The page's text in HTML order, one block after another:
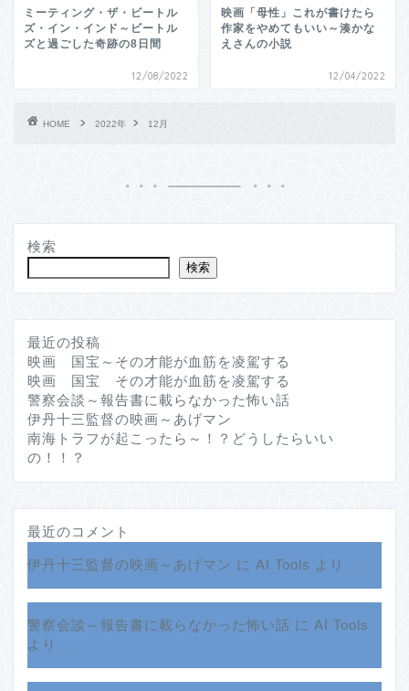
ミーティング・ザ・ビートル
ズ・イン・インド～ビートル
ズと過ごした奇跡の8日間
12/08/2022
映画「母性」これが書けたら
作家をやめてもいい～湊かな
えさんの小説
12/04/2022
HOME 2022年 12月
検索
検索
最近の投稿
映画 国宝～その才能が血筋を凌駕する
映画 国宝 その才能が血筋を凌駕する
警察会談～報告書に載らなかった怖い話
伊丹十三監督の映画～あげマン
南海トラフが起こったら～！？どうしたらいい
の！！？
最近のコメント
伊丹十三監督の映画～あげマン に AI Tools より
警察会談～報告書に載らなかった怖い話 に AI Tools
より